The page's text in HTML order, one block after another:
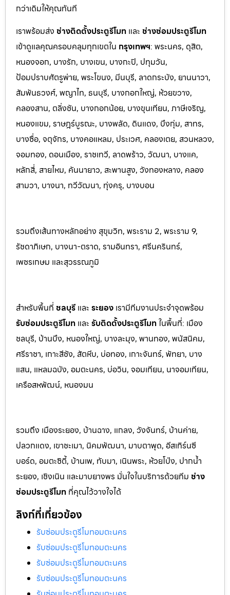
กว่าเดิมให้คุณทันที
เราพร้อมส่ง ช่างติดตั้งประตูรีโมท และ ช่างซ่อมประตูรีโมท
เข้าดูแลคุณครอบคลุมทุกเขตใน กรุงเทพฯ: พระนคร, ดุสิต,
หนองจอก, บางรัก, บางเขน, บางกะปิ, ปทุมวัน,
ป้อมปราบศัตรูพ่าย, พระโขนง, มีนบุรี, ลาดกระบัง, ยานนาวา,
สัมพันธวงศ์, พญาไท, ธนบุรี, บางกอกใหญ่, ห้วยขวาง,
คลองสาน, ตลิ่งชัน, บางกอกน้อย, บางขุนเทียน, ภาษีเจริญ,
หนองแขม, ราษฎร์บูรณะ, บางพลัด, ดินแดง, บึงกุ่ม, สาทร,
บางซื่อ, จตุจักร, บางคอแหลม, ประเวศ, คลองเตย, สวนหลวง,
จอมทอง, ดอนเมือง, ราชเทวี, ลาดพร้าว, วัฒนา, บางแค,
หลักสี่, สายไหม, คันนายาว, สะพานสูง, วังทองหลาง, คลอง
สามวา, บางนา, ทวีวัฒนา, ทุ่งครุ, บางบอน
รวมถึงเส้นทางหลักอย่าง สุขุมวิท, พระราม 2, พระราม 9,
รัชดาภิเษก, บางนา-ตราด, รามอินทรา, ศรีนครินทร์,
เพชรเกษม และสุวรรณภูมิ
สำหรับพื้นที่ ชลบุรี และ ระยอง เรามีทีมงานประจำจุดพร้อม
รับซ่อมประตูรีโมท และ รับติดตั้งประตูรีโมทในพื้นที่: เมือง
ชลบุรี, บ้านบึง, หนองใหญ่, บางละมุง, พานทอง, พนัสนิคม,
ศรีราชา, เกาะสีชัง, สัตหีบ, บ่อทอง, เกาะจันทร์, พัทยา, บาง
แสน, แหลมฉบัง, อมตะนคร, บ่อวิน, จอมเทียน, นาจอมเทียน,
เครือสหพัฒน์, หนองมน
รวมถึง เมืองระยอง, บ้านฉาง, แกลง, วังจันทร์, บ้านค่าย,
ปลวกแดง, เขาชะเมา, นิคมพัฒนา, มาบตาพุด, อีสเทิร์นซี
บอร์ด, อมตะซิตี้, บ้านเพ, ทับมา, เนินพระ, ห้วยโป่ง, ปากน้ำ
ระยอง, เชิงเนิน และมาบยางพร มั่นใจในบริการด้วยทีม ช่าง
ซ่อมประตูรีโมท ที่คุณไว้วางใจได้
ลิงก์ที่เกี่ยวข้อง
รับซ่อมประตูรีโมทอมตะนคร
รับซ่อมประตูรีโมทอมตะนคร
รับซ่อมประตูรีโมทอมตะนคร
รับซ่อมประตูรีโมทอมตะนคร